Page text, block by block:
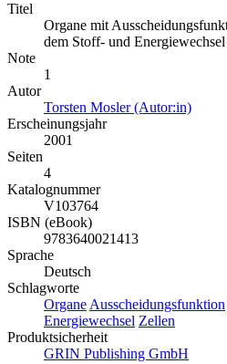
Titel
Organe mit
dem Stoff- und
Note
1
Autor
Torsten Mosler (Autor:in)
Erscheinungsjahr
2001
Seiten
4
Katalognummer
V103764
ISBN (eBook)
9783640021413
Sprache
Deutsch
Schlagworte
Organe Ausscheidungsfunktion
Energiewechsel Zellen
Produktsicherheit
GRIN Publishing GmbH